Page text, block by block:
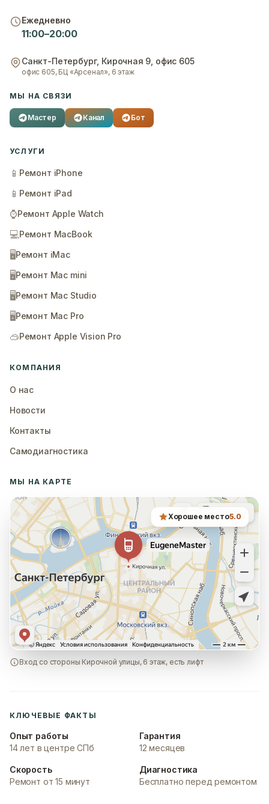
Ежедневно
11:00–20:00
Санкт-Петербург, Кирочная 9, офис 605
офис 605, БЦ «Арсенал», 6 этаж
МЫ НА СВЯЗИ
Мастер Канал Бот
УСЛУГИ
📱 Ремонт iPhone
📱 Ремонт iPad
⌚Ремонт Apple Watch
💻Ремонт MacBook
🖥️Ремонт iMac
🖥️Ремонт Mac mini
🖥️Ремонт Mac Studio
🖥️Ремонт Mac Pro
🥽Ремонт Apple Vision Pro
КОМПАНИЯ
О нас
Новости
Контакты
Самодиагностика
МЫ НА КАРТЕ
Хорошее место5.0
Вход со стороны Кирочной улицы, 6 этаж, есть лифт
КЛЮЧЕВЫЕ ФАКТЫ
Опыт работы
14 лет в центре СПб
Гарантия
12 месяцев
Скорость
Ремонт от 15 минут
Диагностика
Бесплатно перед ремонтом